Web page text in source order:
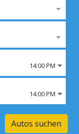
14:00 PM
14:00 PM
Autos suchen